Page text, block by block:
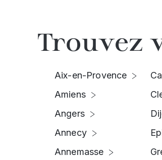
Trouvez
Aix-en-Provence
Amiens
Angers
Annecy
Annemasse